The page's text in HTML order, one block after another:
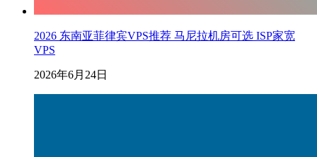
2026 东南亚菲律宾VPS推荐 马尼拉机房可选 ISP家宽
VPS
2026年6月24日